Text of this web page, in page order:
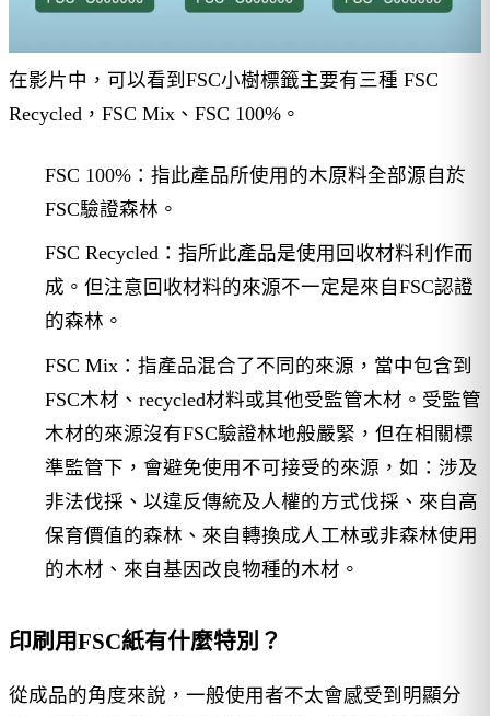
在影片中，可以看到FSC小樹標籤主要有三種 FSC
Recycled，FSC Mix、FSC 100%。
FSC 100%：指此產品所使用的木原料全部源自於
FSC驗證森林。
FSC Recycled：指所此產品是使用回收材料利作而
成。但注意回收材料的來源不一定是來自FSC認證
的森林。
FSC Mix：指產品混合了不同的來源，當中包含到
FSC木材、recycled材料或其他受監管木材。受監管
木材的來源沒有FSC驗證林地般嚴緊，但在相關標
準監管下，會避免使用不可接受的來源，如：涉及
非法伐採、以違反傳統及人權的方式伐採、來自高
保育價值的森林、來自轉換成人工林或非森林使用
的木材、來自基因改良物種的木材。
印刷用FSC紙有什麼特別？
從成品的角度來說，一般使用者不太會感受到明顯分